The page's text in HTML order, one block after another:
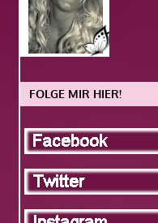
FOLGE MIR HIER!